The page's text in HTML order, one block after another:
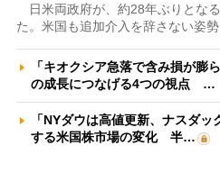
日米両政府が、約28年ぶりとな
た。米国も追加介入を辞さない姿
「キオクシア急落で含み損が
の成長につなげる4つの視点 …
「NYダウは高値更新、ナスダ
する米国株市場の変化 半…